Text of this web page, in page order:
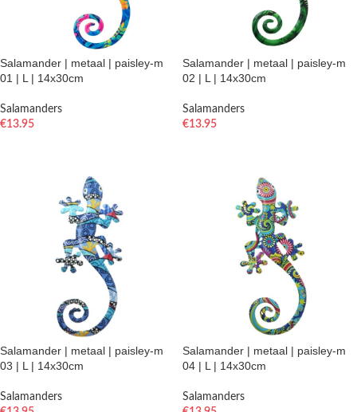
Salamander | metaal | paisley-m
01 | L | 14x30cm
Salamanders
€13.95
Salamander | metaal | paisley-m
02 | L | 14x30cm
Salamanders
€13.95
Salamander | metaal | paisley-m
03 | L | 14x30cm
Salamanders
Salamander | metaal | paisley-m
04 | L | 14x30cm
Salamanders